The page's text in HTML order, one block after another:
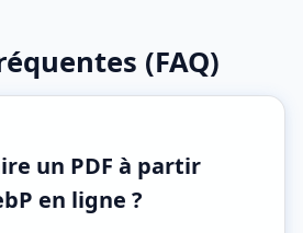
(FAQ)
un PDF à partir
en ligne ?